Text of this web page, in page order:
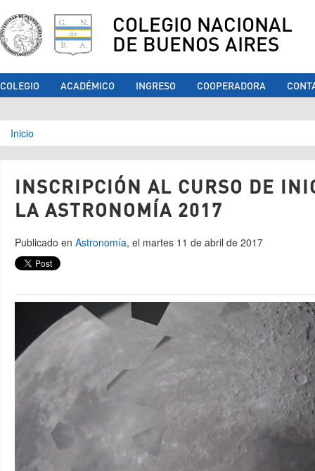
COLEGIO NACIONAL
DE BUENOS AIRES
COLEGIO ACADÉMICO INGRESO COOPERADORA
Se encuentra usted aquí
Inicio
INSCRIPCIÓN AL CURSO DE
LA ASTRONOMÍA 2017
Publicado en Astronomía, el martes 11 de abril de 2017